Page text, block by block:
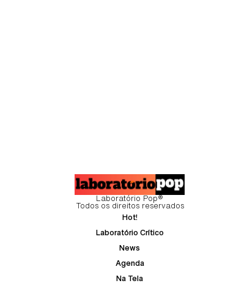
Laboratório Pop®
Todos os direitos reservados
Hot!
Laboratório Crítico
News
Agenda
Na Tela